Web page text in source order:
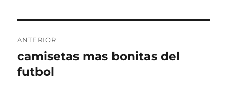
de
entradas
ANTERIOR
Entrada
anterior:
camisetas mas bonitas del
futbol